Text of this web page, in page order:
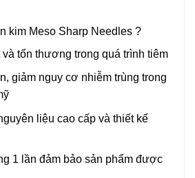
kim Meso Sharp Needles ?
và tổn thương trong quá trình tiêm
giảm nguy cơ nhiễm trùng trong
liệu cao cấp và thiết kế
1 lần đảm bảo sản phẩm được